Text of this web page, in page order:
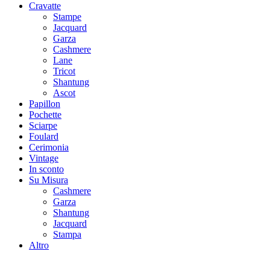
Cravatte
Stampe
Jacquard
Garza
Cashmere
Lane
Tricot
Shantung
Ascot
Papillon
Pochette
Sciarpe
Foulard
Cerimonia
Vintage
In sconto
Su Misura
Cashmere
Garza
Shantung
Jacquard
Stampa
Altro